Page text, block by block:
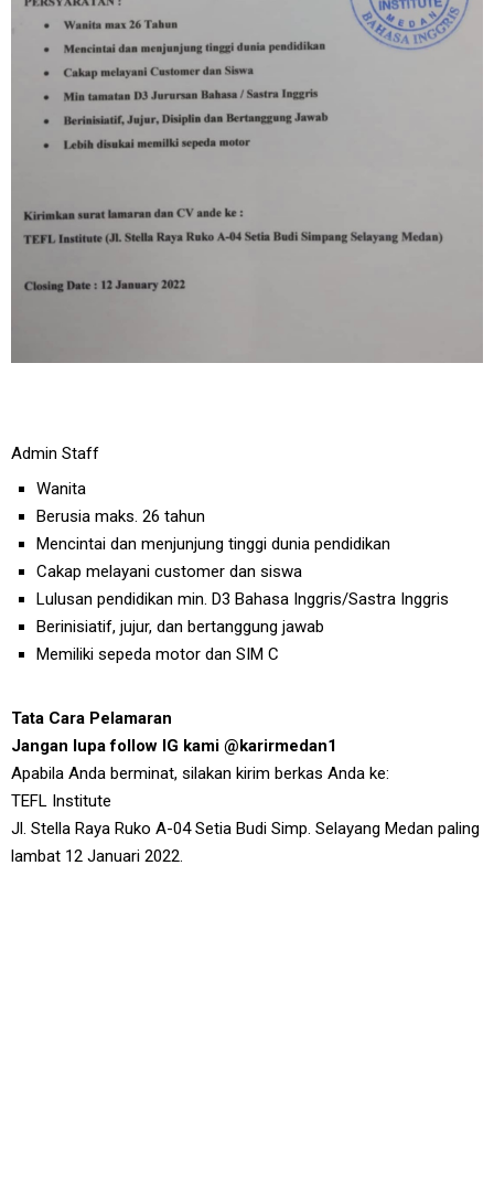
Admin Staff
Wanita
Berusia maks. 26 tahun
Mencintai dan menjunjung tinggi dunia pendidikan
Cakap melayani customer dan siswa
Lulusan pendidikan min. D3 Bahasa Inggris/Sastra Inggris
Berinisiatif, jujur, dan bertanggung jawab
Memiliki sepeda motor dan SIM C
Tata Cara Pelamaran
Jangan lupa follow IG kami @karirmedan1
Apabila Anda berminat, silakan kirim berkas Anda ke:
TEFL Institute
Jl. Stella Raya Ruko A-04 Setia Budi Simp. Selayang Medan paling
lambat 12 Januari 2022.